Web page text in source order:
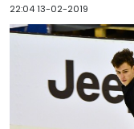
22:04 13-02-2019